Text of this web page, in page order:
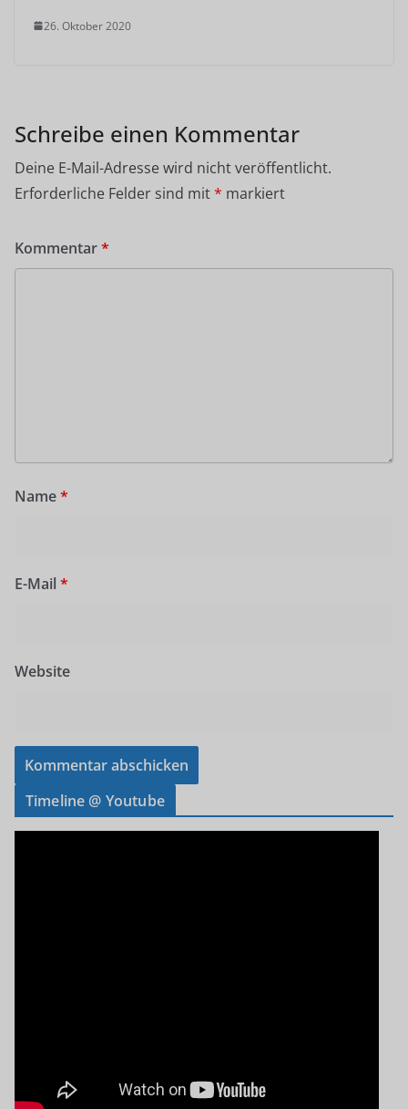
26. Oktober 2020
Schreibe einen Kommentar
Deine E-Mail-Adresse wird nicht veröffentlicht.
Erforderliche Felder sind mit* markiert
Kommentar*
Name*
E-Mail *
Website
Timeline @ Youtube